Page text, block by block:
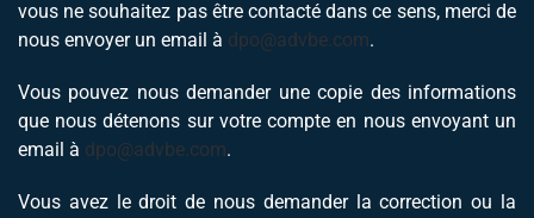
vous ne souhaitez pas être contacté dans ce sens, merci de
nous envoyer un email à dpo@advbe.com.
Vous pouvez nous demander une copie des informations
que nous détenons sur votre compte en nous envoyant un
email à dpo@advbe.com.
Vous avez le droit de nous demander la correction ou la